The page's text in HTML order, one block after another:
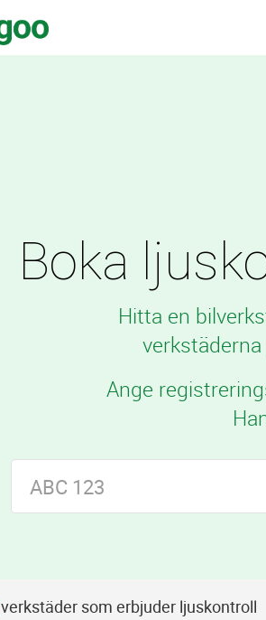
Boka
Hitta en
Ange
verkstäder som erbjuder ljuskontroll